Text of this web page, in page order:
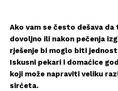
Ako vam se često dešava
dovoljno ili nakon pečenja
rješenje bi moglo biti
Iskusni pekari i domaćice
koji može napraviti veliku
sirćeta.